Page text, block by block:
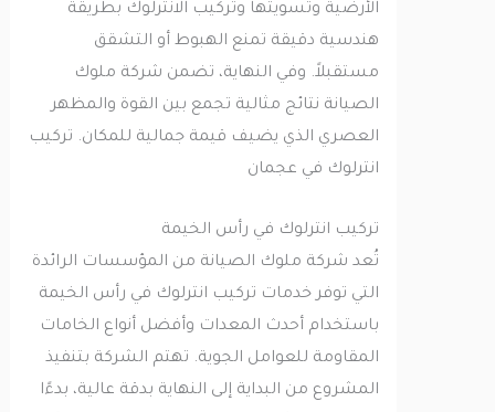
الأرضية وتسويتها وتركيب الانترلوك بطريقة
هندسية دقيقة تمنع الهبوط أو التشقق
مستقبلاً. وفي النهاية، تضمن شركة ملوك
الصيانة نتائج مثالية تجمع بين القوة والمظهر
العصري الذي يضيف قيمة جمالية للمكان. تركيب
انترلوك في عجمان
تركيب انترلوك في رأس الخيمة
تُعد شركة ملوك الصيانة من المؤسسات الرائدة
التي توفر خدمات تركيب انترلوك في رأس الخيمة
باستخدام أحدث المعدات وأفضل أنواع الخامات
المقاومة للعوامل الجوية. تهتم الشركة بتنفيذ
المشروع من البداية إلى النهاية بدقة عالية، بدءًا